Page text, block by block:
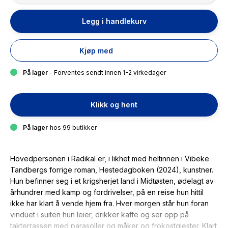
Legg i handlekurv
Kjøp med
På lager – Forventes sendt innen 1-2 virkedager
Klikk og hent
På lager hos 99 butikker
Hovedpersonen i Radikal er, i likhet med heltinnen i Vibeke
Tandbergs forrige roman, Hestedagboken (2024), kunstner.
Hun befinner seg i et krigsherjet land i Midtøsten, ødelagt av
århundrer med kamp og fordrivelser, på en reise hun hittil
ikke har klart å vende hjem fra. Hver morgen står hun foran
vinduet i suiten hun leier, drikker kaffe og ser opp på
takterrassen med parasoller og måker og frokostgjester. Klart